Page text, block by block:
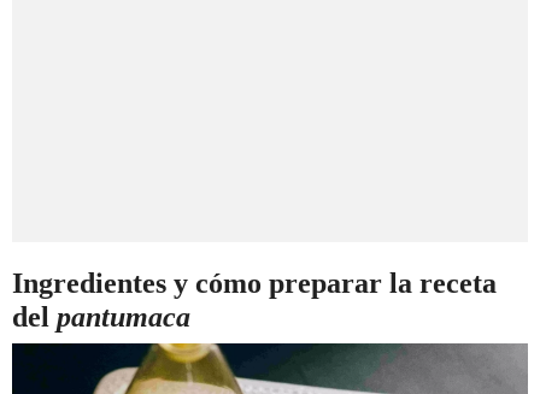
Ingredientes y cómo preparar la receta
del pantumaca